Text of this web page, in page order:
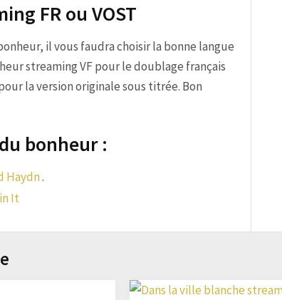
FR ou VOST
il vous faudra choisir la bonne langue
streaming VF pour le doublage français
la version originale sous titrée. Bon
bonheur :
Haydn.
It